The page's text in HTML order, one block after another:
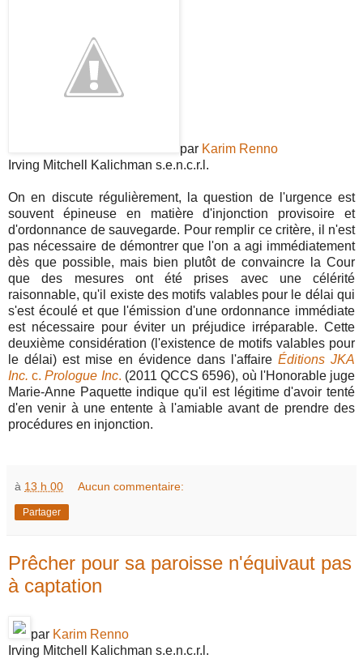
par Karim Renno
Irving Mitchell Kalichman s.e.n.c.r.l.
On en discute régulièrement, la question de l'urgence est
souvent épineuse en matière d'injonction provisoire et
d'ordonnance de sauvegarde. Pour remplir ce critère, il n'est
pas nécessaire de démontrer que l'on a agi immédiatement
dès que possible, mais bien plutôt de convaincre la Cour
que des mesures ont été prises avec une célérité
raisonnable, qu'il existe des motifs valables pour le délai qui
s'est écoulé et que l'émission d'une ordonnance immédiate
est nécessaire pour éviter un préjudice irréparable. Cette
deuxième considération (l'existence de motifs valables pour
le délai) est mise en évidence dans l'affaire Éditions JKA
Inc. c.Prologue Inc. (2011 QCCS 6596), où l'Honorable juge
Marie-Anne Paquette indique qu'il est légitime d'avoir tenté
d'en venir à une entente à l'amiable avant de prendre des
procédures en injonction.
à 13 h 00 Aucun commentaire:
Partager
Prêcher pour sa paroisse n'équivaut pas
à captation
par Karim Renno
Irving Mitchell Kalichman s.e.n.c.r.l.